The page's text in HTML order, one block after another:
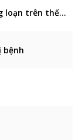
Nguyên nhân của tai nạn và động loạn trên thế giới
bệnh